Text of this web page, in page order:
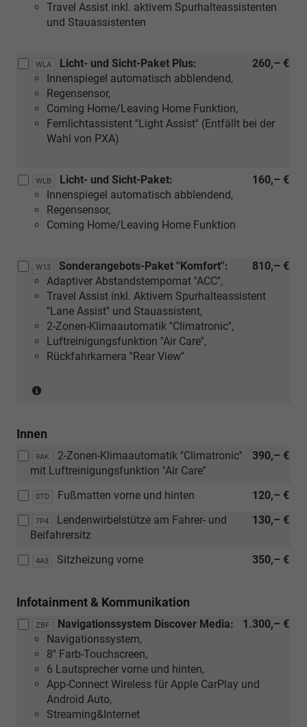
Travel Assist inkl. aktivem Spurhalteassistenten
und Stauassistenten
WLA 260,– €
Licht- und Sicht-Paket Plus:
Innenspiegel automatisch abblendend,
Regensensor,
Coming Home/Leaving Home Funktion,
Fernlichtassistent ''Light Assist'' (Entfällt bei der
Wahl von PXA)
WLB 160,– €
Licht- und Sicht-Paket:
Innenspiegel automatisch abblendend,
Regensensor,
Coming Home/Leaving Home Funktion
W13 810,– €
Sonderangebots-Paket ''Komfort'':
Adaptiver Abstandstempomat ''ACC'',
Travel Assist inkl. Aktivem Spurhalteassistent
''Lane Assist'' und Stauassistent,
2-Zonen-Klimaautomatik ''Climatronic'',
Luftreinigungsfunktion ''Air Care'',
Rückfahrkamera ''Rear View''
mit:
[ZBP]
Radio
Ready
2
oder
[ZBF]
(Nur
mit:
Radio
Ready
2
Discover
oder
oder
[ZCC]
Innen
9AK 390,– €
2-Zonen-Klimaautomatik ''Climatronic''
mit Luftreinigungsfunktion ''Air Care''
0TD 120,– €
Fußmatten vorne und hinten
7P4 130,– €
Lendenwirbelstütze am Fahrer- und
Beifahrersitz
4A3 350,– €
Sitzheizung vorne
Infotainment & Kommunikation
ZBF 1.300,– €
Navigationssystem Discover Media:
Navigationssystem,
8'' Farb-Touchscreen,
6 Lautsprecher vorne und hinten,
App-Connect Wireless für Apple CarPlay und
Android Auto,
Streaming&Internet